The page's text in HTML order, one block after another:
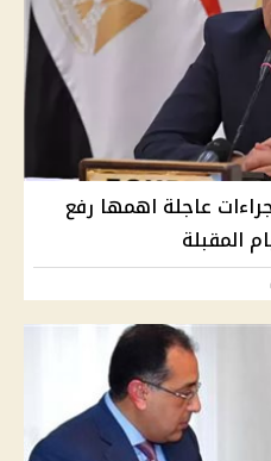
عاجلة اهمها رفع
المقبلة